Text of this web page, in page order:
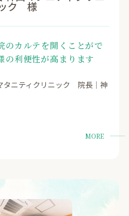
ク 様
のカルテを開くことがで
の利便性が高まります
タニティクリニック 院長｜神
MORE